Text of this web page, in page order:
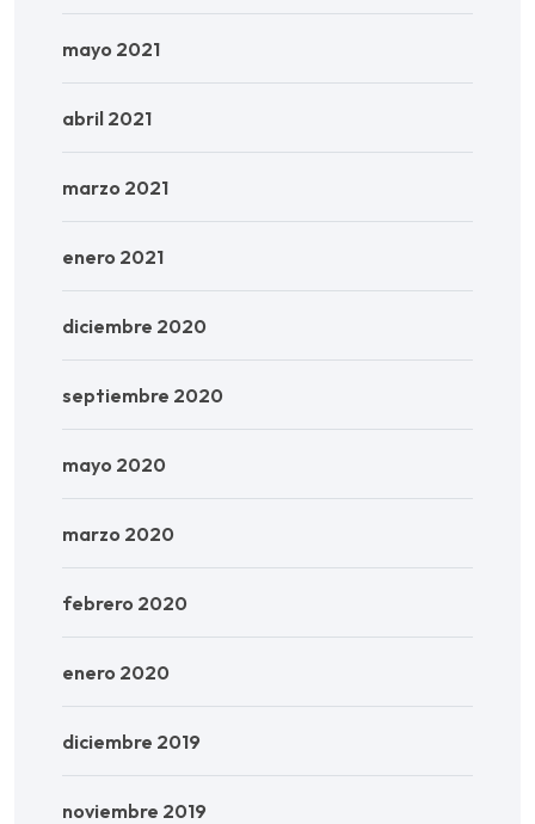
mayo 2021
abril 2021
marzo 2021
enero 2021
diciembre 2020
septiembre 2020
mayo 2020
marzo 2020
febrero 2020
enero 2020
diciembre 2019
noviembre 2019